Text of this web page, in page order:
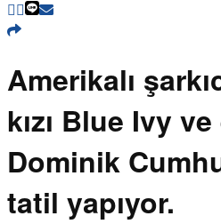
Amerikalı
kızı Blue Ivy
Dominik
tatil yapıyor.